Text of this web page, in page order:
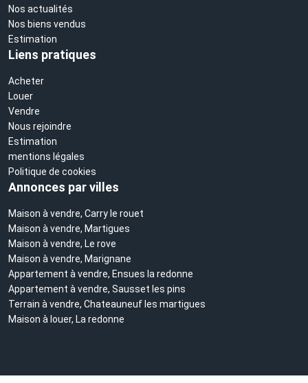
Nos actualités
Nos biens vendus
Estimation
Liens pratiques
Acheter
Louer
Vendre
Nous rejoindre
Estimation
mentions légales
Politique de cookies
Annonces par villes
Maison à vendre, Carry le rouet
Maison à vendre, Martigues
Maison à vendre, Le rove
Maison à vendre, Marignane
Appartement à vendre, Ensues la redonne
Appartement à vendre, Sausset les pins
Terrain à vendre, Chateauneuf les martigues
Maison à louer, La redonne